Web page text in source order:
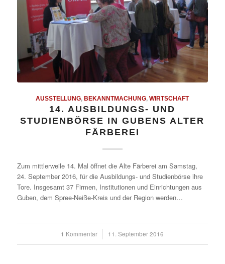
AUSSTELLUNG,BEKANNTMACHUNG,WIRTSCHAFT
14. AUSBILDUNGS- UND
STUDIENBÖRSE IN GUBENS ALTER
FÄRBEREI
Zum mittlerweile 14. Mal öffnet die Alte Färberei am Samstag,
24. September 2016, für die Ausbildungs- und Studienbörse ihre
Tore. Insgesamt 37 Firmen, Institutionen und Einrichtungen aus
Guben, dem Spree-Neiße-Kreis und der Region werden…
1 Kommentar
/ 11. September 2016